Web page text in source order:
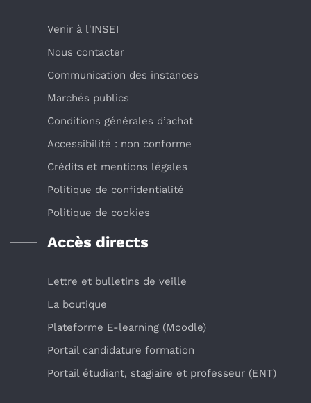
Venir à l'INSEI
Nous contacter
Communication des instances
Marchés publics
Conditions générales d’achat
Accessibilité : non conforme
Crédits et mentions légales
Politique de confidentialité
Politique de cookies
Accès directs
Lettre et bulletins de veille
La boutique
Plateforme E-learning (Moodle)
Portail candidature formation
Portail étudiant, stagiaire et professeur (ENT)